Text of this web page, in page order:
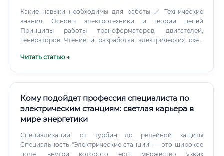
Какие навыки необходимы для работы ✅ Технические
знания: Основы электротехники и теории цепей
Принципы работы трансформаторов, двигателей,
генераторов Чтение и разработка электрических схем
мегаомметры, токоизмерительные клещи) Знание
Подключение силового и осветительного оборудования
Наладка устройств релейной защиты Пуско-наладочные
работы ✅ Личностные качества: Внимательность и
аккуратность Ответственность (цена ошибки — жизнь
людей) Системное мышление Готовность к физическому
труду Где работать: рынок труда и варианты
трудоустройства ⚡ Спрос на специалистов в этой сфере
Читать статью →
Кому подойдет профессия специалиста по
электрическим станциям: светлая карьера в
мире энергетики
Специализации: от турбин до релейной защиты
Специальность "Электрические станции" — это широкое
поле, внутри которого есть множество узких